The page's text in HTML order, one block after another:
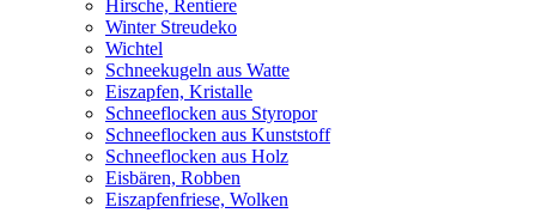
Hirsche, Rentiere
Winter Streudeko
Wichtel
Schneekugeln aus Watte
Eiszapfen, Kristalle
Schneeflocken aus Styropor
Schneeflocken aus Kunststoff
Schneeflocken aus Holz
Eisbären, Robben
Eiszapfenfriese, Wolken